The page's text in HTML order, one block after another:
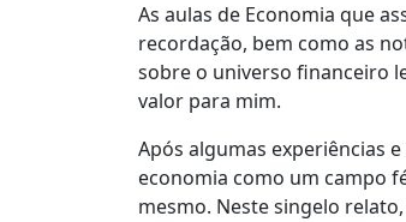
As aulas de Economia que
recordação, bem como as
sobre o universo financeiro
valor para mim.
Após algumas experiências
economia como um campo
mesmo. Neste singelo